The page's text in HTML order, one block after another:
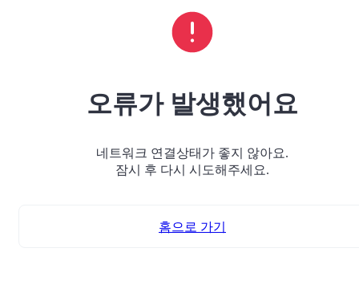
오류가 발생했어요
네트워크 연결상태가 좋지 않아요.
잠시 후 다시 시도해주세요.
홈으로 가기